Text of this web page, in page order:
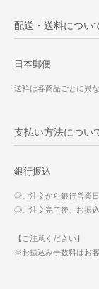
配送・送料につい
日本郵便
送料は各商品ごとに異
支払い方法につい
銀行振込
◎ご注文から銀行営業
◎ご注文完了後、お振
【ご注意ください】
※お振込み手数料はお